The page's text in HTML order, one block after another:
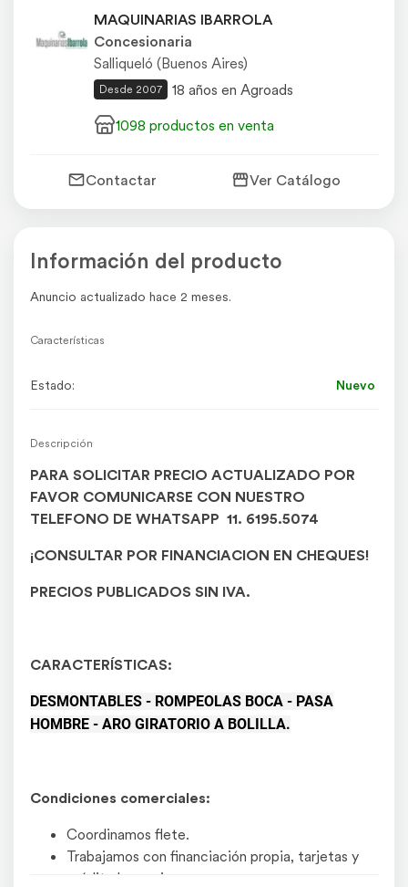
MAQUINARIAS IBARROLA
Concesionaria
Salliqueló (Buenos Aires)
Desde 2007
18 años en Agroads
1098 productos en venta
Contactar Ver Catálogo
Información del producto
Anuncio actualizado hace 2 meses.
Características
Estado: Nuevo
Descripción
PARA SOLICITAR PRECIO ACTUALIZADO POR
FAVOR COMUNICARSE CON NUESTRO
TELEFONO DE WHATSAPP 11. 6195.5074
¡CONSULTAR POR FINANCIACION EN CHEQUES!
PRECIOS PUBLICADOS SIN IVA.
CARACTERÍSTICAS:
DESMONTABLES - ROMPEOLAS BOCA - PASA
HOMBRE - ARO GIRATORIO A BOLILLA.
Condiciones comerciales:
Coordinamos flete.
Trabajamos con financiación propia, tarjetas y
crédito bancario.